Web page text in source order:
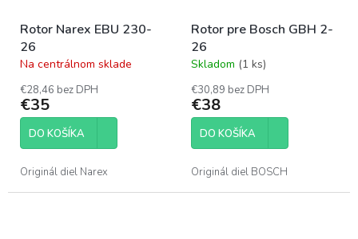
Rotor Narex EBU 230-
26
Priemerné
hodnotenie
produktu
je
5,0
hviezdičiek.
Na centrálnom sklade
€28,46 bez DPH
€35
DO KOŠÍKA
Originál diel Narex
Rotor pre Bosch GBH 2-
26
Priemerné
hodnotenie
produktu
je
5,0
hviezdičiek.
Skladom (1 ks)
€30,89 bez DPH
€38
DO KOŠÍKA
Originál diel BOSCH